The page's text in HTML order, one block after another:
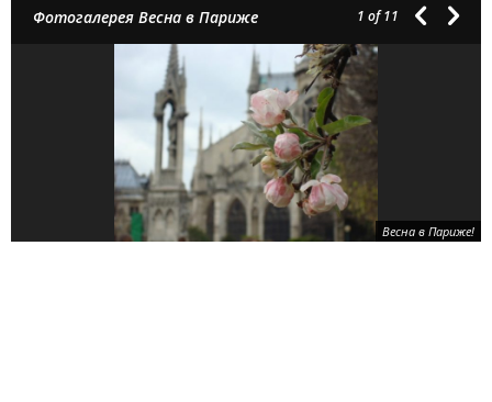
Фотогалерея Весна в Париже 1 of 11
Весна в Париже!